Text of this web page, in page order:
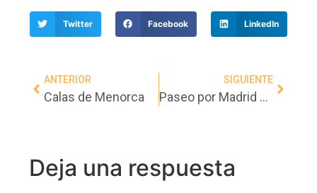
Twitter Facebook LinkedIn
ANTERIOR
Calas de Menorca
SIGUIENTE
Paseo por Madrid – Cibeles
Deja una respuesta